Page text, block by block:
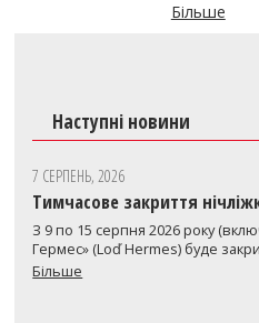
Більше
Наступні новини
7 СЕРПЕНЬ, 2026
Тимчасове закриття
З 9 по 15 серпня 2026 року
Гермес» (Loď Hermes) буде
Більше